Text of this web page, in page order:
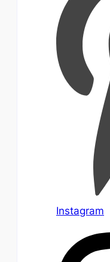
Instagram